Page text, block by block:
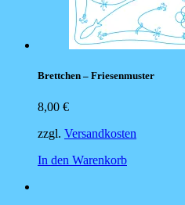
Brettchen – Friesenmuster
8,00 €
zzgl. Versandkosten
In den Warenkorb